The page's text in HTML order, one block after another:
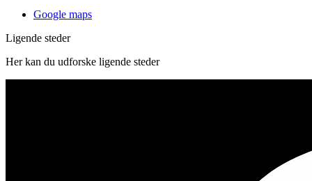
Google maps
Ligende steder
Her kan du udforske ligende steder